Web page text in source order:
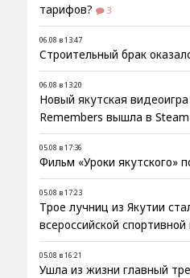
тарифов?
3
06.08 в 13:47
Строительный брак
06.08 в 13:20
Новый якутская
Remembers вышла в Steam
05.08 в 17:36
Фильм «Уроки якутского»
05.08 в 17:23
Трое лучниц из Якутии
всероссийской
05.08 в 16:21
Ушла из жизни главный